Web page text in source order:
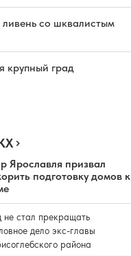
со шквалистым
крупный град
Ярославля призвал
подготовку домов к
не стал прекращать
дело экс-главы
района